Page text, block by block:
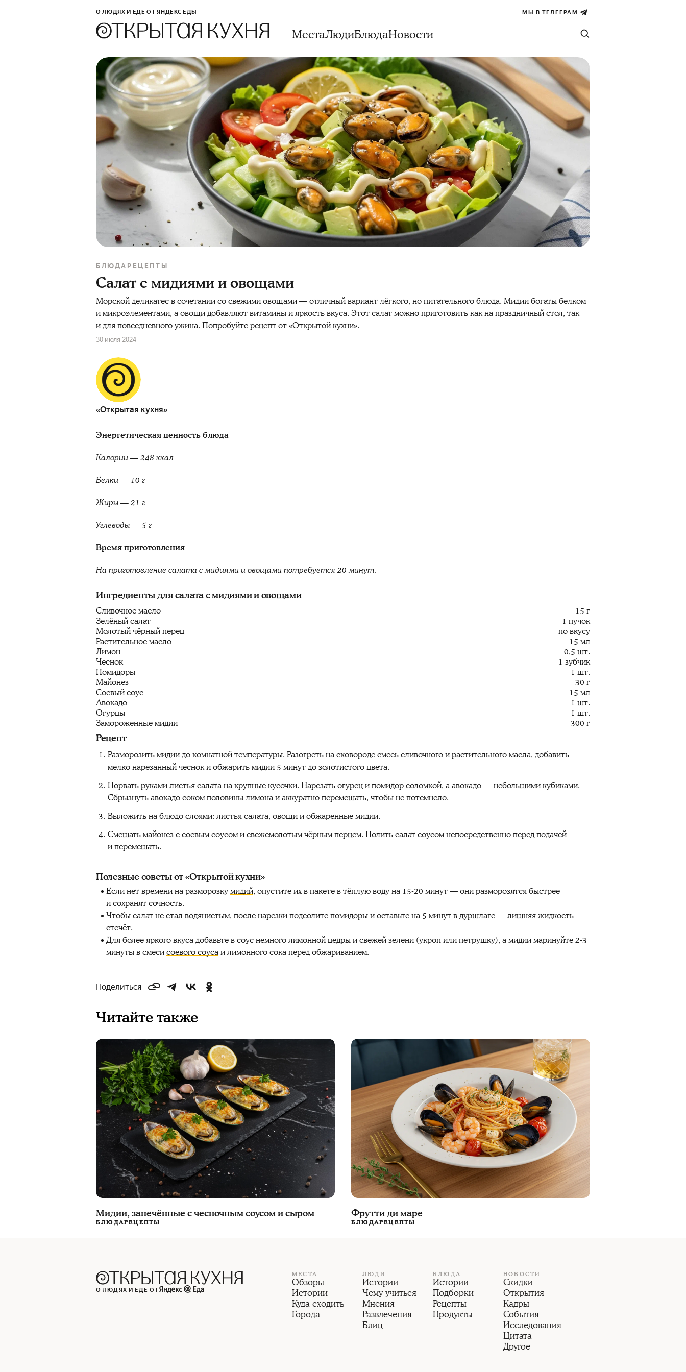
О ЛЮДЯХ И ЕДЕ ОТ ЯНДЕКС ЕДЫ МЫ В ТЕЛЕГРАМ
МестаЛюдиБлюдаНовости
БЛЮДА РЕЦЕПТЫ
Салат с мидиями и овощами
Морской деликатес в сочетании со свежими овощами — отличный вариант лёгкого, но питательного блюда. Мидии богаты белком
и микроэлементами, а овощи добавляют витамины и яркость вкуса. Этот салат можно приготовить как на праздничный стол, так
и для повседневного ужина. Попробуйте рецепт от «Открытой кухни».
30 июля 2024
«Открытая кухня»
Энергетическая ценность блюда
Калории — 248 ккал
Белки — 10 г
Жиры — 21 г
Углеводы — 5 г
Время приготовления
На приготовление салата с мидиями и овощами потребуется 20 минут.
Ингредиенты для салата с мидиями и овощами
Сливочное масло
15 г
Зелёный салат
1 пучок
Молотый чёрный перец
по вкусу
Растительное масло
15 мл
Лимон
0,5 шт.
Чеснок
1 зубчик
Помидоры
1 шт.
Майонез
30 г
Соевый соус
15 мл
Авокадо
1 шт.
Огурцы
1 шт.
Замороженные мидии
300 г
Рецепт
Разморозить мидии до комнатной температуры. Разогреть на сковороде смесь сливочного и растительного масла, добавить
мелко нарезанный чеснок и обжарить мидии 5 минут до золотистого цвета.
Порвать руками листья салата на крупные кусочки. Нарезать огурец и помидор соломкой, а авокадо — небольшими кубиками.
Сбрызнуть авокадо соком половины лимона и аккуратно перемешать, чтобы не потемнело.
Выложить на блюдо слоями: листья салата, овощи и обжаренные мидии.
Смешать майонез с соевым соусом и свежемолотым чёрным перцем. Полить салат соусом непосредственно перед подачей
и перемешать.
Полезные советы от «Открытой кухни»
Если нет времени на разморозкумидий, опустите их в пакете в тёплую воду на 15-20 минут — они разморозятся быстрее
и сохранят сочность.
Чтобы салат не стал водянистым, после нарезки подсолите помидоры и оставьте на 5 минут в дуршлаге — лишняя жидкость
стечёт.
Для более яркого вкуса добавьте в соус немного лимонной цедры и свежей зелени (укроп или петрушку), а мидии маринуйте 2-3
минуты в смесисоевого соусаи лимонного сока перед обжариванием.
Поделиться
Читайте также
Мидии, запечённые с чесночным соусом и сыром
БЛЮДАРЕЦЕПТЫ
Фрутти ди маре
БЛЮДАРЕЦЕПТЫ
О ЛЮДЯХ И ЕДЕ ОТ
МЕСТА
Обзоры
Истории
Куда сходить
Города
ЛЮДИ
Истории
Чему учиться
Мнения
Развлечения
Блиц
БЛЮДА
Истории
Подборки
Рецепты
Продукты
НОВОСТИ
Скидки
Открытия
Кадры
События
Исследования
Цитата
Другое